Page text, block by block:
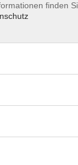
Ort / Raum
Raum 10
finden